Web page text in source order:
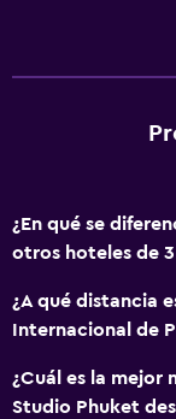
Caja fuerte
Internet
Extinguidor
Artículos de aseo
Alarma de humo
Calefacción
¿En qué se
otros hoteles de
¿A qué distancia
Internacional de
¿Cuál es la mejor
Studio Phuket